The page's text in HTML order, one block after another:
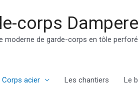
corps Dampere
moderne de garde-corps en tôle
acier Les chantiers Le